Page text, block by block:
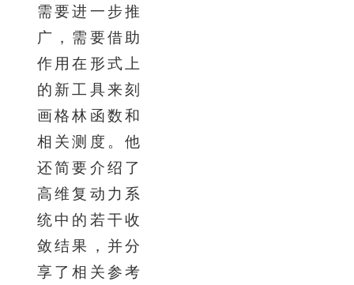
需要进一步推
广，需要借助
作用在形式上
的新工具来刻
画格林函数和
相关测度。他
还简要介绍了
高维复动力系
统中的若干收
敛结果，并分
享了相关参考